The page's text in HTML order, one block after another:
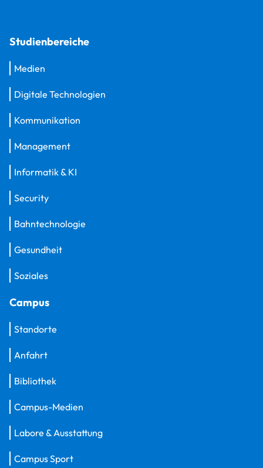
Studienbereiche
Medien
Digitale Technologien
Kommunikation
Management
Informatik & KI
Security
Bahntechnologie
Gesundheit
Soziales
Campus
Standorte
Anfahrt
Bibliothek
Campus-Medien
Labore & Ausstattung
Campus Sport